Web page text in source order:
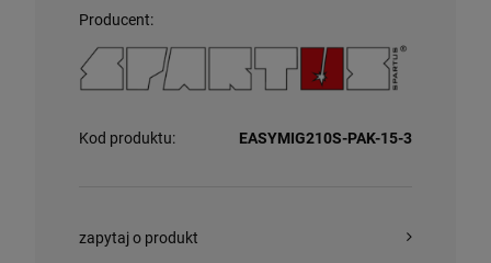
Producent:
Kod produktu: EASYMIG210S-PAK-15-3
zapytaj o produkt